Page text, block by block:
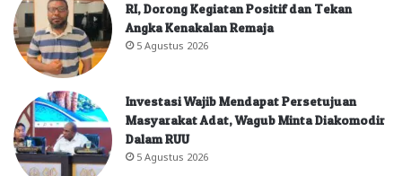
RI, Dorong Kegiatan Positif dan Tekan
Angka Kenakalan Remaja
5 Agustus 2026
Investasi Wajib Mendapat Persetujuan
Masyarakat Adat, Wagub Minta Diakomodir
Dalam RUU
5 Agustus 2026